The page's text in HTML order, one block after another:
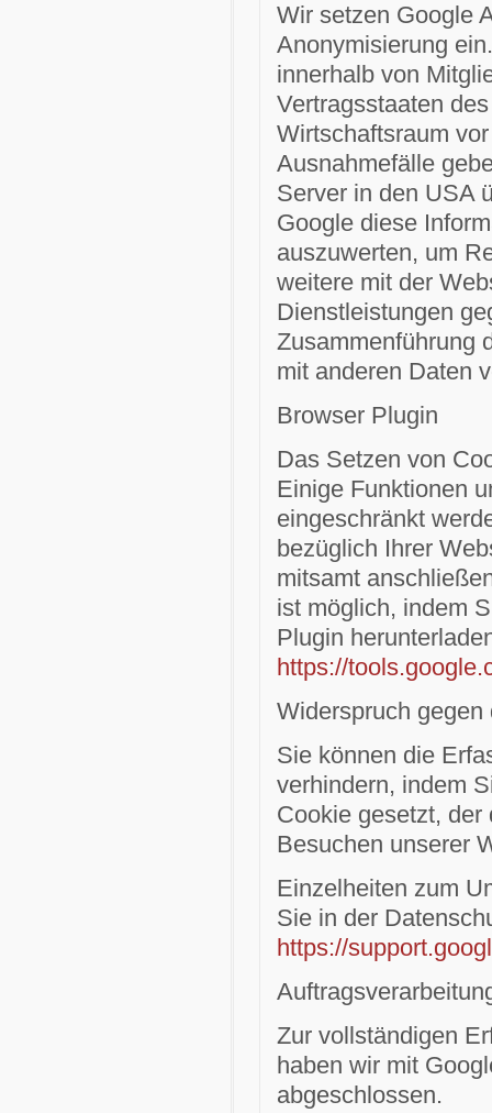
Wir setzen Google
Anonymisierung
innerhalb von
Vertragsstaaten
Wirtschaftsraum
Ausnahmefälle
Server in den USA
Google diese
auszuwerten, um
weitere mit der
Dienstleistungen
Zusammenführung
mit anderen Daten
Browser Plugin
Das Setzen von
Einige Funktionen
eingeschränkt
bezüglich Ihrer
mitsamt
ist möglich, indem
Plugin
https://
Widerspruch
Sie können die
verhindern, indem
Cookie gesetzt,
Besuchen unserer
Einzelheiten zum
Sie in der
https://
Zur vollständigen
haben wir mit
abgeschlossen.